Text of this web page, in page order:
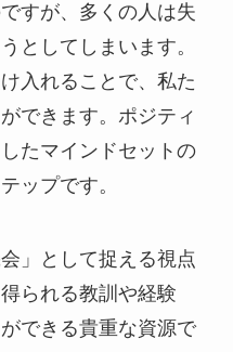
すが、多くの人は失
としてしまいます。
入れることで、私た
できます。ポジティ
たマインドセットの
ップです。
」として捉える視点
られる教訓や経験
できる貴重な資源で